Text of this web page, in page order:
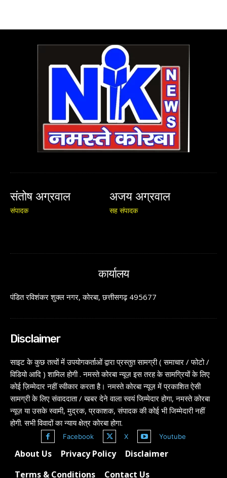
संतोष अग्रवाल
संपादक
अजय अग्रवाल
सह संपादक
कार्यालय
पंडित रविशंकर शुक्ल नगर, कोरबा, छत्तीसगढ़ 495677
Disclaimer
साइट के कुछ तत्वों में उपयोगकर्ताओं द्वारा प्रस्तुत सामग्री ( समाचार / फोटो /
विडियो आदि ) शामिल होगी . नमस्ते कोरबा न्यूज़ इस तरह के सामग्रियों के लिए
कोई ज़िम्मेदार नहीं स्वीकार करता है। नमस्ते कोरबा न्यूज़ में प्रकाशित ऐसी
सामग्री के लिए संवाददाता / खबर देने वाला स्वयं जिम्मेदार होगा, नमस्ते कोरबा
न्यूज़ या उसके स्वामी, मुद्रक, प्रकाशक, संपादक की कोई भी जिम्मेदारी नहीं
होगी. सभी विवादों का न्याय क्षेत्र कोरबा होगा.
Facebook X Youtube
About Us Privacy Policy
Disclaimer
Terms & Conditions
Contact Us